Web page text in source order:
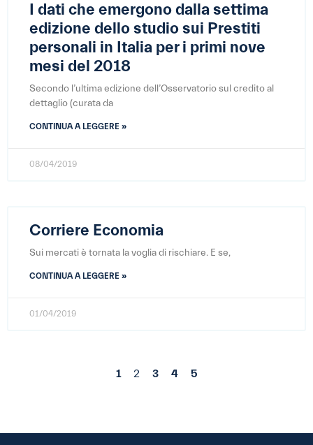
I dati che emergono dalla settima
edizione dello studio sui Prestiti
personali in Italia per i primi nove
mesi del 2018
Secondo l’ultima edizione dell’Osservatorio sul credito al
dettaglio (curata da
CONTINUA A LEGGERE »
08/04/2019
Corriere Economia
Sui mercati è tornata la voglia di rischiare. E se,
CONTINUA A LEGGERE »
01/04/2019
1 2 3 4 5